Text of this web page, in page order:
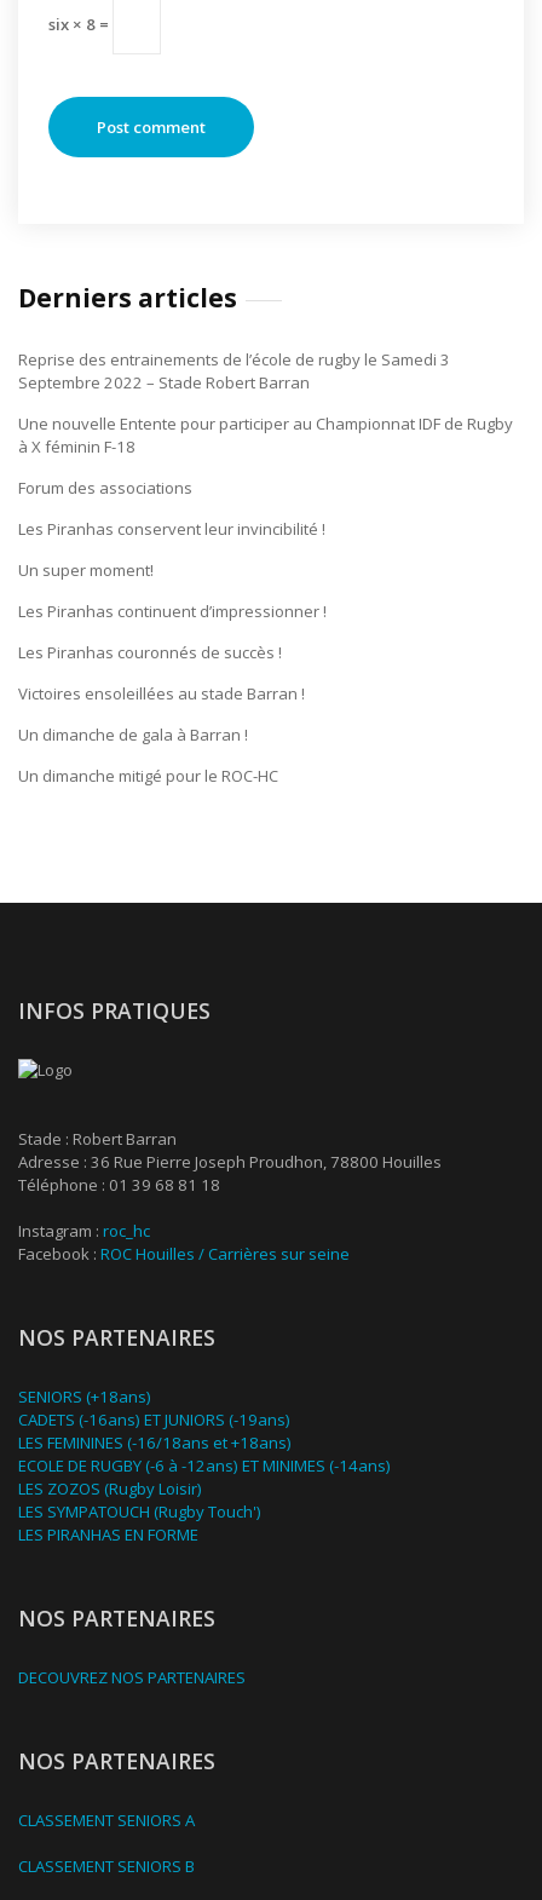
six × 8 =
Derniers articles
Reprise des entrainements de l’école de rugby le Samedi 3
Septembre 2022 – Stade Robert Barran
Une nouvelle Entente pour participer au Championnat IDF de Rugby
à X féminin F-18
Forum des associations
Les Piranhas conservent leur invincibilité !
Un super moment!
Les Piranhas continuent d’impressionner !
Les Piranhas couronnés de succès !
Victoires ensoleillées au stade Barran !
Un dimanche de gala à Barran !
Un dimanche mitigé pour le ROC-HC
INFOS PRATIQUES
Stade : Robert Barran
Adresse : 36 Rue Pierre Joseph Proudhon, 78800 Houilles
Téléphone : 01 39 68 81 18
Instagram : roc_hc
Facebook : ROC Houilles / Carrières sur seine
NOS PARTENAIRES
SENIORS (+18ans)
CADETS (-16ans) ET JUNIORS (-19ans)
LES FEMININES (-16/18ans et +18ans)
ECOLE DE RUGBY (-6 à -12ans) ET MINIMES (-14ans)
LES ZOZOS (Rugby Loisir)
LES SYMPATOUCH (Rugby Touch')
LES PIRANHAS EN FORME
NOS PARTENAIRES
DECOUVREZ NOS PARTENAIRES
NOS PARTENAIRES
CLASSEMENT SENIORS A
CLASSEMENT SENIORS B